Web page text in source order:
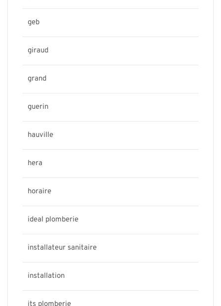
geb
giraud
grand
guerin
hauville
hera
horaire
ideal plomberie
installateur sanitaire
installation